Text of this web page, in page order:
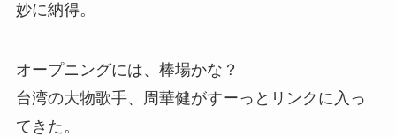
妙に納得。
オープニングには、棒場かな？
台湾の大物歌手、周華健がすーっとリンクに入っ
てきた。